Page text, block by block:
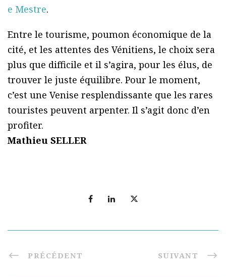
e Mestre.
Entre le tourisme, poumon économique de la
cité, et les attentes des Vénitiens, le choix sera
plus que difficile et il s’agira, pour les élus, de
trouver le juste équilibre. Pour le moment,
c’est une Venise resplendissante que les rares
touristes peuvent arpenter. Il s’agit donc d’en
profiter.
Mathieu SELLER
PRÉCÉDENT SUIVANT